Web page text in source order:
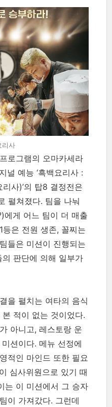
리사
로그램의 오마카세라
널 예능 ‘흑백요리사 :
사)’의 탑8 결정전은
펼쳐졌다. 팀을 나눠
에게 어느 팀이 더 매출
은 전원 생존, 꼴찌는
들은 미션이 진행되는
판단에 의해 일부가
을 펼치는 여타의 음식
적이 없는 것이었다.
아니고, 레스토랑 운
션이다. 메뉴 선정에
적인 마인드 또한 필요
심사위원으로 있기 때
는 이 미션에서 그 승자
이 가져갔다. 그런데